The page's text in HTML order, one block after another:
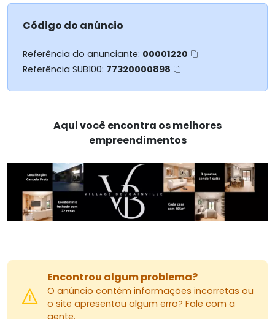
Código do anúncio
Referência do anunciante: 00001220
Referência SUB100: 77320000898
Aqui você encontra os melhores
empreendimentos
Encontrou algum problema?
O anúncio contém informações incorretas ou
o site apresentou algum erro? Fale com a